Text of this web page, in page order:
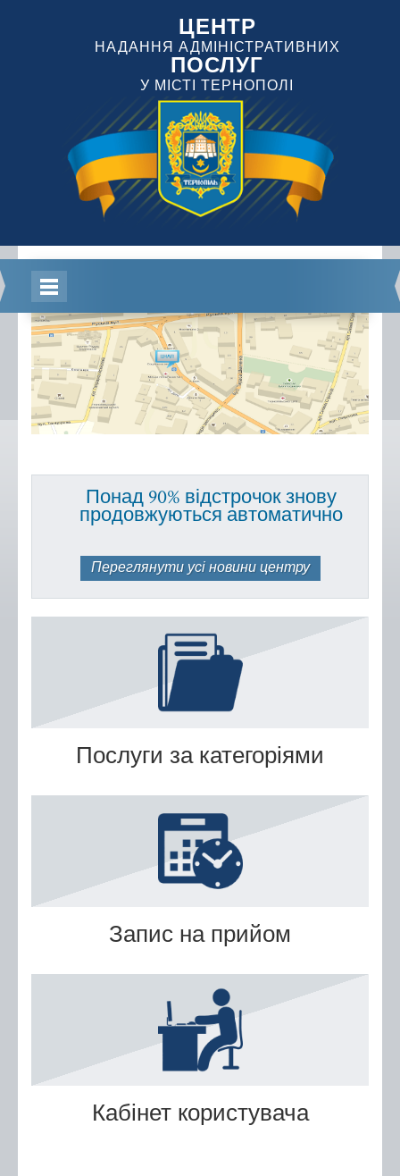
ЦЕНТР
НАДАННЯ АДМІНІСТРАТИВНИХ
ПОСЛУГ
У МІСТІ ТЕРНОПОЛІ
Головна
Інформація
Положення, Регламент
Графік роботи
Новини центру
міської ради
Корисна інформація
Віддалені робочі місця адміністраторів ЦНАП
с. Кобзарівка
Послуги передбачені для захисників та
Тернопільська міська рада
Міністерство у справах ветеранів України
е-Ветеран
Послуги за категоріями
Послуги за суб'єктами надання
Понад 90% відстрочок знову
продовжуються автоматично
Переглянути усі новини центру
Послуги за категоріями
Запис на прийом
Кабінет користувача